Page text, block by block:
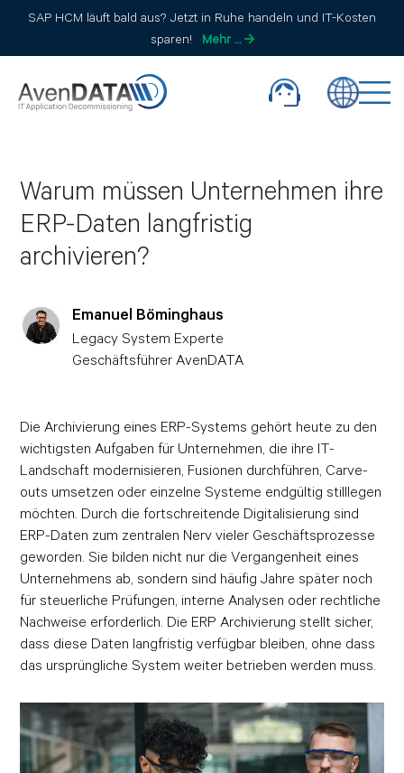
SAP HCM läuft bald aus? Jetzt in Ruhe handeln und IT-Kosten
sparen!
Mehr …
Warum müssen Unternehmen ihre
ERP-Daten langfristig
archivieren?
Emanuel Böminghaus
Legacy System Experte
Geschäftsführer AvenDATA
Die Archivierung eines ERP-Systems gehört heute zu den
wichtigsten Aufgaben für Unternehmen, die ihre IT-
Landschaft modernisieren, Fusionen durchführen, Carve-
outs umsetzen oder einzelne Systeme endgültig stilllegen
möchten. Durch die fortschreitende Digitalisierung sind
ERP-Daten zum zentralen Nerv vieler Geschäftsprozesse
geworden. Sie bilden nicht nur die Vergangenheit eines
Unternehmens ab, sondern sind häufig Jahre später noch
für steuerliche Prüfungen, interne Analysen oder rechtliche
Nachweise erforderlich. Die ERP Archivierung stellt sicher,
dass diese Daten langfristig verfügbar bleiben, ohne dass
das ursprüngliche System weiter betrieben werden muss.